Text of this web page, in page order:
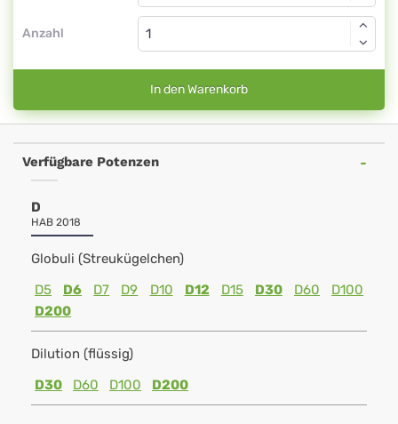
Anzahl
In den Warenkorb
Verfügbare Potenzen
D
HAB 2018
Globuli (Streukügelchen)
D5
D6 D7 D9 D10 D12 D15 D30 D60
D100
D200
Dilution (flüssig)
D30
D60 D100 D200